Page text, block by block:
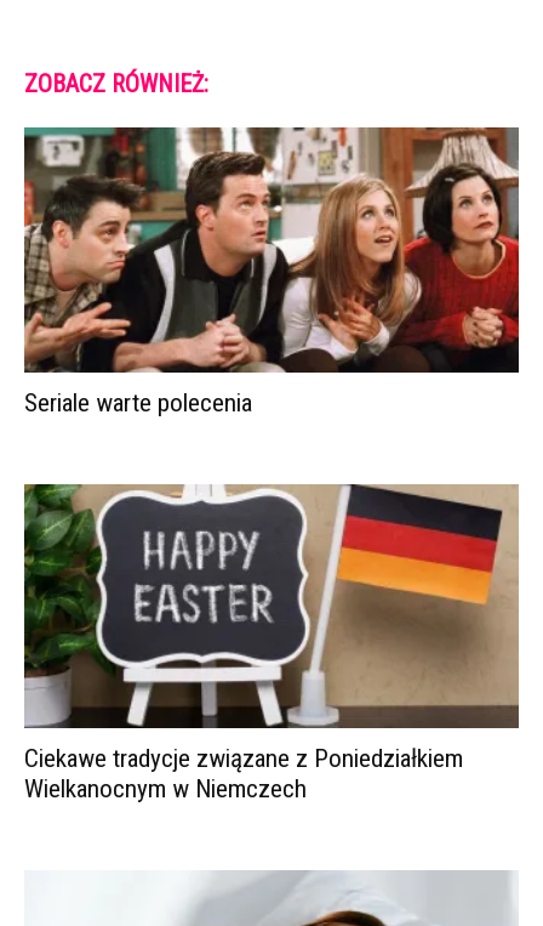
ZOBACZ RÓWNIEŻ:
Seriale warte polecenia
Ciekawe tradycje związane z Poniedziałkiem
Wielkanocnym w Niemczech